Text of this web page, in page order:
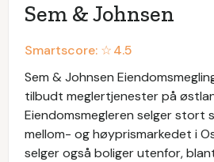
Sem & Johnsen
Smartscore: ☆4.5
Sem & Johnsen
tilbudt meglertjenester på
Eiendomsmegleren selger stort
mellom- og høyprismarkedet i
selger også boliger utenfor,